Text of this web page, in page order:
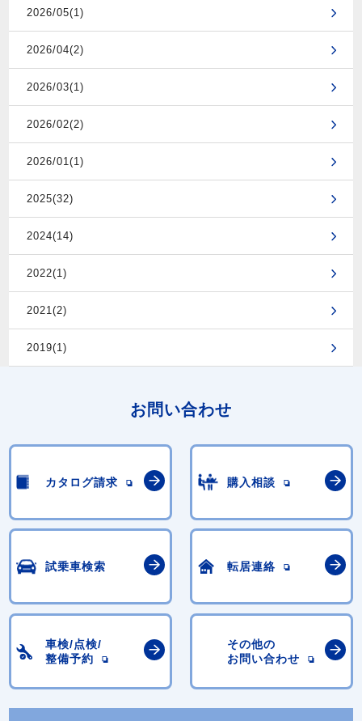
2026/05(1)
2026/04(2)
2026/03(1)
2026/02(2)
2026/01(1)
2025(32)
2024(14)
2022(1)
2021(2)
2019(1)
お問い合わせ
カタログ請求 購入相談
試乗車検索 転居連絡
車検/点検/
整備予約
その他の
お問い合わせ